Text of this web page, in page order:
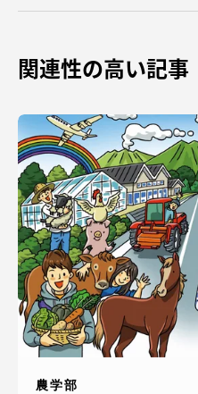
関連性の高い記事
農学部